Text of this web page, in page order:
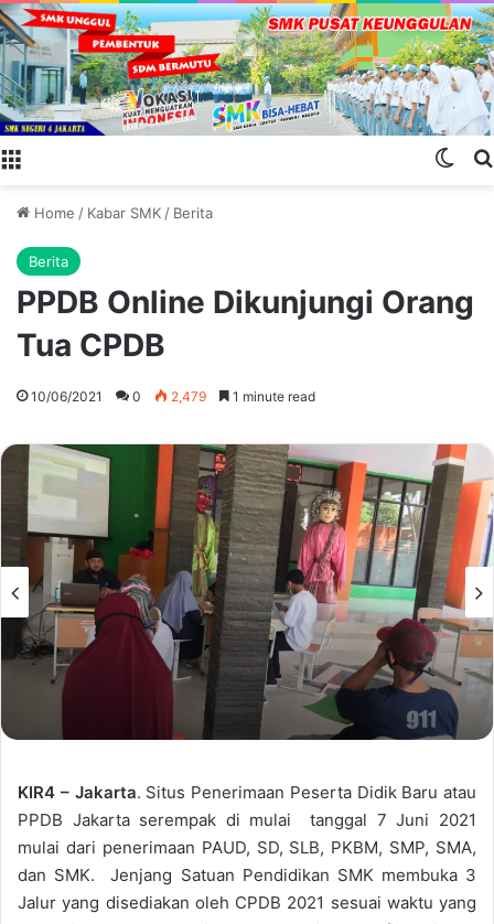
Home / Kabar SMK / Berita
Berita
PPDB Online Dikunjungi Orang
Tua CPDB
10/06/2021 0 2,479 1 minute read
KIR4 – Jakarta. Situs Penerimaan Peserta Didik Baru atau
PPDB Jakarta serempak di mulai tanggal 7 Juni 2021
mulai dari penerimaan PAUD, SD, SLB, PKBM, SMP, SMA,
dan SMK. Jenjang Satuan Pendidikan SMK membuka 3
Jalur yang disediakan oleh CPDB 2021 sesuai waktu yang